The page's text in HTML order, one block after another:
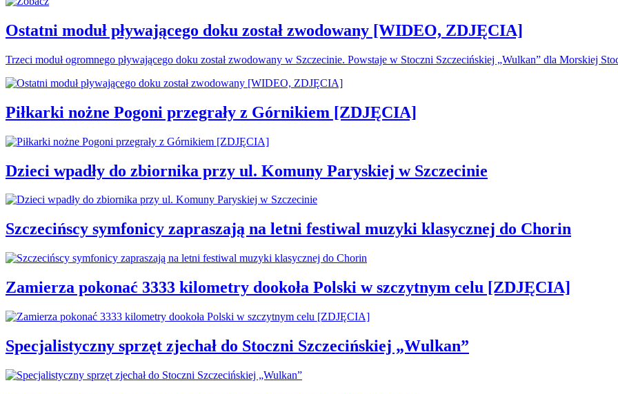
Ostatni moduł pływającego doku został zwodowany [WIDEO, ZDJĘCIA]
Trzeci moduł ogromnego pływającego doku został zwodowany w Szczecinie. Powstaje w Stoczni Szczecińskiej „Wulkan” dla Morskiej
Piłkarki nożne Pogoni przegrały z Górnikiem [ZDJĘCIA]
Dzieci wpadły do zbiornika przy ul. Komuny Paryskiej w Szczecinie
Szczecińscy symfonicy zapraszają na letni festiwal muzyki klasycznej do Chorin
Zamierza pokonać 3333 kilometry dookoła Polski w szczytnym celu [ZDJĘCIA]
Specjalistyczny sprzęt zjechał do Stoczni Szczecińskiej „Wulkan”